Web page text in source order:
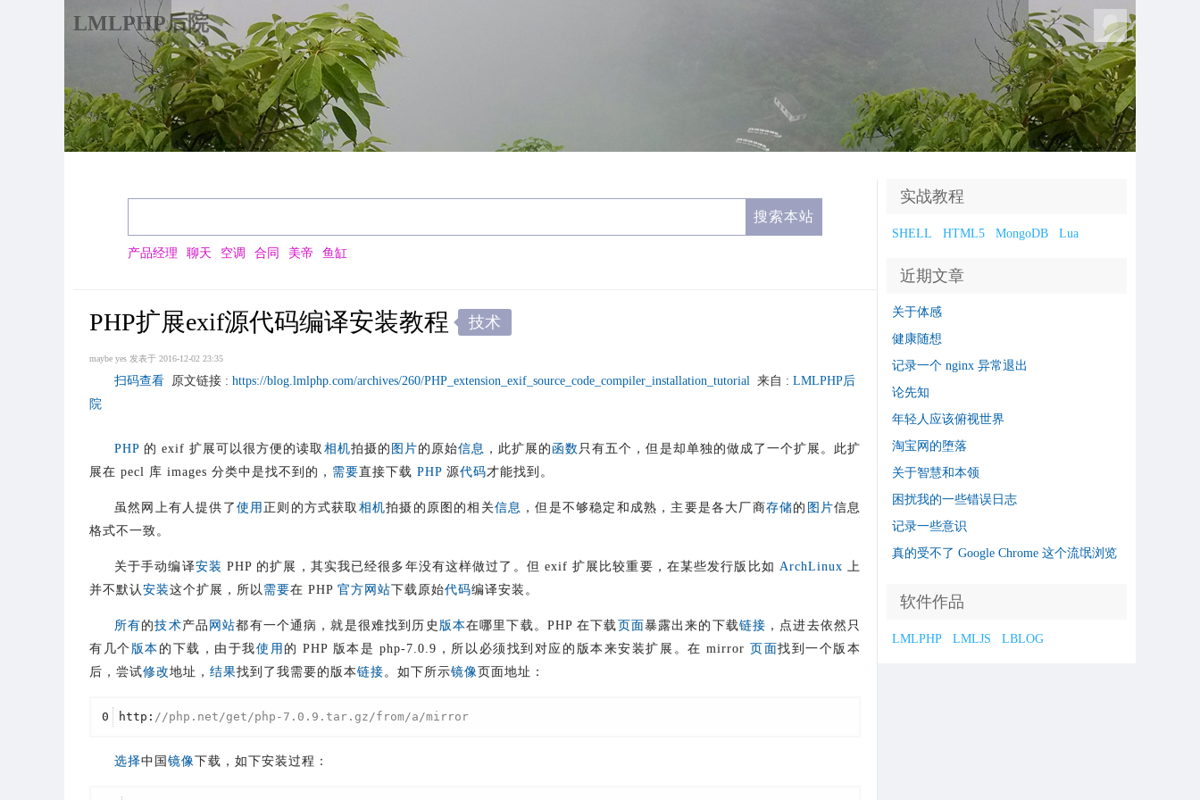
LMLPHP后院
产品经理 聊天 空调 合同 美帝 鱼缸
PHP扩展exif源代码编译安装教程 技术
maybe yes 发表于 2016-12-02 23:35
扫码查看 原文链接 : https://blog.lmlphp.com/archives/260/PHP_extension_exif_source_code_compiler_installation_tutorial 来自 : LMLPHP后
院
PHP 的 exif 扩展可以很方便的读取 相机拍摄的 图片的原始信息 ，此扩展的函数 只有五个，但是却单独的做成了一个扩展。此扩
展在 pecl 库 images 分类中是找不到的， 需要直接下载 PHP 源代码才能找到。
虽然网上有人提供了 使用 正则的方式获取 相机拍摄的原图的相关信息 ，但是不够稳定和成熟，主要是各大厂商存储的 图片信息
格式不一致。
关于手动编译安装 PHP 的扩展，其实我已经很多年没有这样做过了。但 exif 扩展比较重要，在某些发行版比如 ArchLinux 上
并不默认安装这个扩展，所以 需要在 PHP 官方网站下载原始代码编译安装。
所有的技术产品 网站都有一个通病，就是很难找到历史 版本在哪里下载。PHP 在下载页面暴露出来的下载链接 ，点进去依然只
有几个 版本 的下载，由于我使用 的 PHP 版本是 php-7.0.9，所以必须找到对应的版本来安装扩展。在 mirror 页面找到一个版本
后，尝试修改地址， 结果找到了我需要的版本链接。如下所示镜像页面地址：
0 http: //php.net/get/php-7.0.9.tar.gz/from/a/mirror
选择中国 镜像下载，如下安装过程：
实战教程
SHELL HTML5 MongoDB Lua
近期文章
关于体感
健康随想
记录一个 nginx 异常退出
论先知
年轻人应该俯视世界
淘宝网的堕落
关于智慧和本领
困扰我的一些错误日志
记录一些意识
真的受不了 Google Chrome 这个流氓浏览
软件作品
LMLPHP LMLJS LBLOG